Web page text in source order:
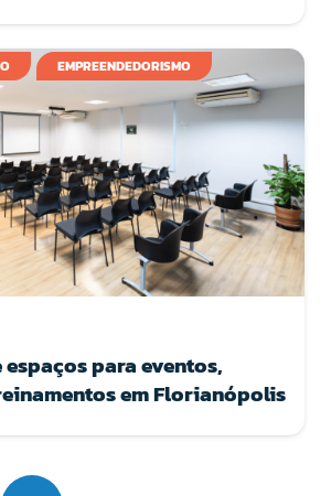
EMPREENDEDORISMO
espaços para eventos,
em Florianópolis